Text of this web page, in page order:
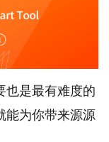
也是最有难度的
能为你带来源源